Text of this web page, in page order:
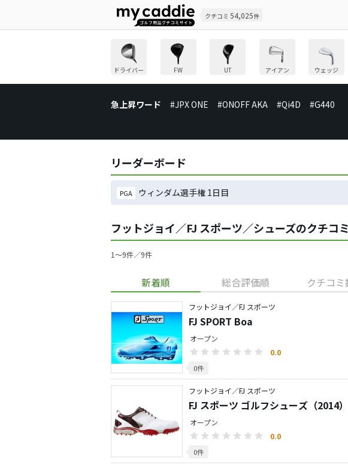
クチコミ 54,025件
ドライバー FW UT アイアン ウェッジ
急上昇ワード #JPX ONE #ONOFF AKA #Qi4D #G440
リーダーボード
PGA ウィンダム選手権 1日目
フットジョイ／FJ スポーツ／シューズのクチコ
1〜9件／9件
新着順 総合評価順 クチコミ
フットジョイ／FJ スポーツ
FJ SPORT Boa
オープン
0.0
0件
フットジョイ／FJ スポーツ
FJ スポーツ ゴルフシューズ（2014）
オープン
0.0
0件